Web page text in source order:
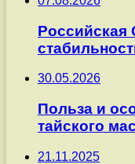
Российская
30.05.2026
Польза и
тайского
21.11.2025